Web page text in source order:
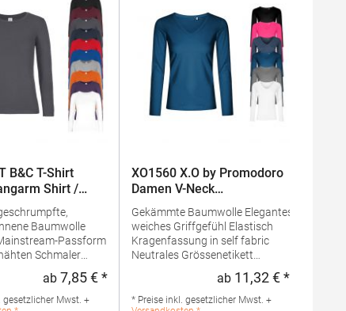
B&C T-Shirt
Shirt /
Baumwolle
Passform
Schmaler
Halsausschnitts
der Länge in oder
Regulärer Preis:
ab 7,85 € *
gesetzlicher Mwst. +
XO1560 X.O by Promodoro
Damen V-Neck
Langarmshirt
Gekämmte Baumwolle Elegantes
weiches Griffgefühl Elastisch
Kragenfassung in self fabric
Neutrales Grössenetikett
Schmal geschnittenGrammatur:
Regulärer
ab 11,32 € *
* Preise inkl. gesetzlicher Mwst. +